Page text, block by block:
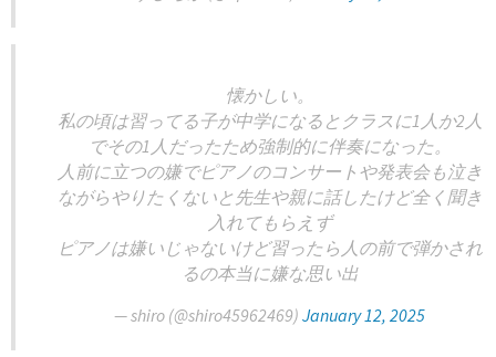
懐かしい。
私の頃は習ってる子が中学になるとクラスに1人か2人
でその1人だったため強制的に伴奏になった。
人前に立つの嫌でピアノのコンサートや発表会も泣き
ながらやりたくないと先生や親に話したけど全く聞き
入れてもらえず
ピアノは嫌いじゃないけど習ったら人の前で弾かされ
るの本当に嫌な思い出
— shiro (@shiro45962469) January 12, 2025